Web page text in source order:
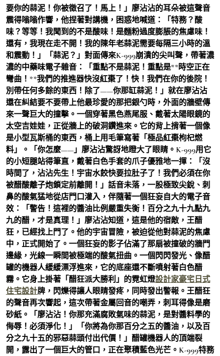
要你的蒜泥！你被徵召了！馬上！」廖沾沾的耳朵被這聲音
震得嗡嗡作響，他捏著對講機，困惑地喊道：「特務？酸
味？等等！我聞到的不是酸味！是麵粉過度膨脹的焦慮味！
還有，我現在走不開！我的陳年老蒜泥需要每隔三小時的溫
和震動！」「蒜泥？」對面傳來K-999崩潰的尖叫聲，帶著濃
濃的中藥味電子雜音：「重點不是蒜泥！重點是**時空正在
彎曲！**我們的推進器快沒紅棗了！快！我們在你的後院！
別帶任何多餘的東西！除了——你那缸蒜泥！」就在廖沾沾
還在糾結要不要帶上他最珍愛的那把銀勺時，外面的牆壁傳
來一聲巨大的撞擊。一個穿著黑色燕尾服、戴著太陽眼鏡的
太空吉娃娃，正從牆上的破洞鑽進來。它的背上揹著一個像
是小型瓦斯桶的東西，桶上用毛筆寫著「極品紅棗枸杞燃
料」。「你怎麼——」廖沾沾驚訝地瞪大了眼睛。K-999用它
的小短腿站得筆直，戴著白色手套的爪子優雅地一揮：「沒
時間了，沾沾先生！宇宙水餃快要拉肚子了！我們必須在你
被醋酸離子炮鎖定前離開！」話音未落，一股極致尖銳、刺
鼻的酸氣猛地從店門口灌入，伴隨著一個狂妄自大的電子音
效：「警告！這裡的醬油比例嚴重失衡！百分之九十九點九
九的醋，才是真理！」廖沾沾知道，這是他的宿敵，王醋
狂，已經找上門了。他的宇宙冒險，被迫從他對蒜泥的焦慮
中，正式開始了。一個狂妄的影子佔滿了那扇被撞破的牆門
邊緣，光線一瞬間被極端的酸氣扭曲。一個閃閃發光、像醋
罐的機器人緩緩漂浮進來，它的底座還不斷噴射著白色醋
霧。它身上掛著「醋狂派大勝利」的霓虹燈設計家豪宅 日式
住宅設計牌，閃爍得讓人眼睛發疼，同時發出警報。王醋狂
的聲音再次響起，這次帶著金屬回音的嘲弄，刺耳得像是磨
砂紙。「廖沾沾！你那充滿腐敗氣味的蒜泥，是對醬料學的
侮辱！必須淨化！」「你將為你那百分之五的醬油，以及百
分之九十五的邪惡蒜頭付出代價！」醋罐機器人的頂端裂
開，露出了一個巨大的管口，正在聚積藍色光芒。K-999特務